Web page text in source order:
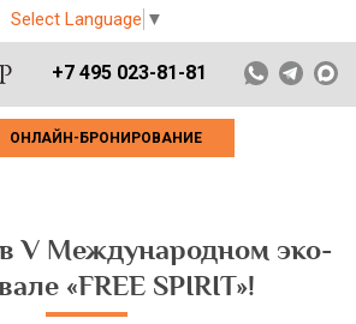
Select Language ▼
+7 495 023-81-81
ОНЛАЙН-БРОНИРОВАНИЕ
V Международном эко-
«FREE SPIRIT»!